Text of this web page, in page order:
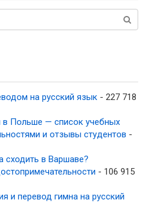
на русский язык - 227 718
Польше — список учебных
и отзывы студентов -
сходить в Варшаве?
- 106 915
и перевод гимна на русский